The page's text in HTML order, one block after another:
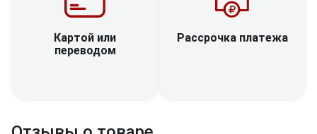
Картой или
переводом
Рассрочка платежа